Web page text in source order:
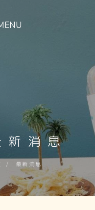
新消息
最新消息